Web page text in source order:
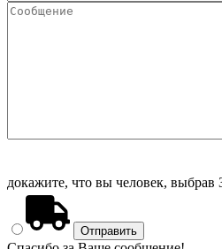
докажите, что вы человек, выбрав